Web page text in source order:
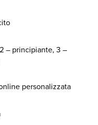
– principiante, 3 –
personalizzata